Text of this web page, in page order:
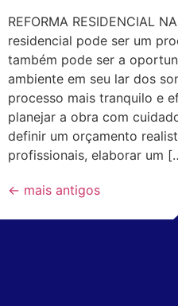
REFORMA RESIDENCIAL
residencial pode ser um
também pode ser a
ambiente em seu lar dos
processo mais tranquilo e
planejar a obra com
definir um orçamento
profissionais, elaborar um
← mais antigos